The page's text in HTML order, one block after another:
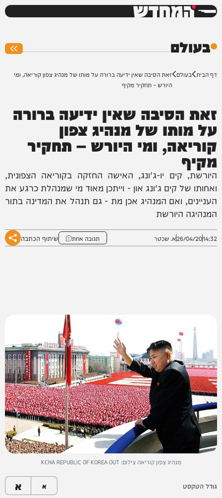
המחדש
בעולם
דף הבית בעולם זאת הסיבה שאין ידיעה ברורה על מותו של מנהיג צפון קוריאה, ומי
היורש – תחקיר מקיף
זאת הסיבה שאין ידיעה ברורה
על מותו של מנהיג צפון
קוריאה, ומי היורש – תחקיר
מקיף
היורשת, קים יו-ג'ונג, האישה החזקה בקוריאה הצפונית,
ואחותו של קים ג'ונג און - וייתכן מאוד מי שמנהלת כרגע את
העניינים, ואם המנהיג אכן מת - גם תנהל את המדינה בתור
המנהיגה היורשת
14:32
26/04/20א. שכטר תגובה אחת שיתוף הכתבה
מנהיג צפון קוריאה צילום: KCNA REPUBLIC OF KOREA OUT
גודל הטקסט א א